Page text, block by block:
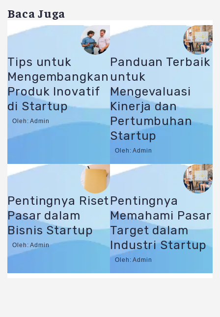
Baca Juga
Tips untuk
Mengembangkan
Produk Inovatif
di Startup
Oleh: Admin
Panduan Terbaik
untuk
Mengevaluasi
Kinerja dan
Pertumbuhan
Startup
Oleh: Admin
Pentingnya Riset
Pasar dalam
Bisnis Startup
Oleh: Admin
Pentingnya
Memahami Pasar
Target dalam
Industri Startup
Oleh: Admin